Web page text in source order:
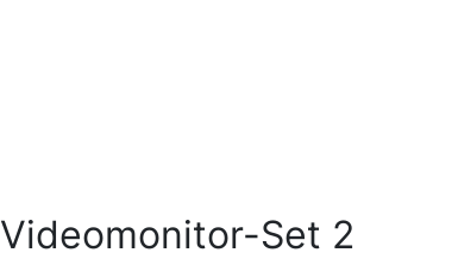
Videomonitor-Set 2